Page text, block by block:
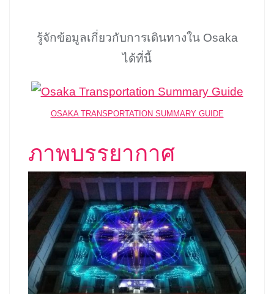
รู้จักข้อมูลเกี่ยวกับการเดินทางใน Osaka
ได้ที่นี้
OSAKA TRANSPORTATION SUMMARY GUIDE
ภาพบรรยากาศ